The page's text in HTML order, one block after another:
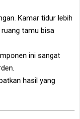
Kamar tidur lebih
tamu bisa
ini sangat
hasil yang